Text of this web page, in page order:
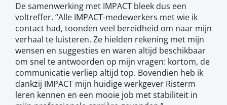
De samenwerking met IMPACT bleek dus een
voltreffer. “Alle IMPACT-medewerkers met wie ik
contact had, toonden veel bereidheid om naar mijn
verhaal te luisteren. Ze hielden rekening met mijn
wensen en suggesties en waren altijd beschikbaar
om snel te antwoorden op mijn vragen: kortom, de
communicatie verliep altijd top. Bovendien heb ik
dankzij IMPACT mijn huidige werkgever Risterm
leren kennen en een mooie job met stabiliteit in